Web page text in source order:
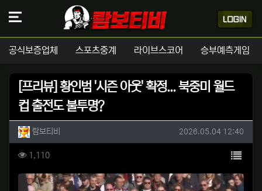
공식보증업체 스포츠중계 라이브스코어 승부예측게임
[프리뷰] 황인범 '시즌 아웃' 확정... 북중미 월드
컵 출전도 불투명?
작성자 정보
람보티비 작성일
2026.05.04 12:40
컨텐츠 정보
1,110조회 목록
본문